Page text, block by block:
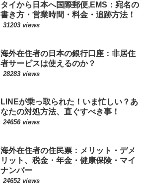
タイから日本へ国際郵便,EMS：宛名の
書き方・営業時間・料金・追跡方法！
31203 views
海外在住者の日本の銀行口座：非居住
者サービスは使えるのか？
28283 views
LINEが乗っ取られた！いま忙しい？あ
なたの対処方法、直ぐすべき事！
24656 views
海外在住者の住民票：メリット・デメ
リット、税金・年金・健康保険・マイ
ナンバー
24652 views